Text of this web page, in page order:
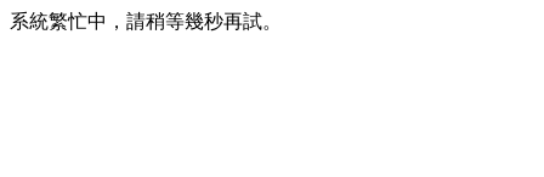
系統繁忙中，請稍等幾秒再試。